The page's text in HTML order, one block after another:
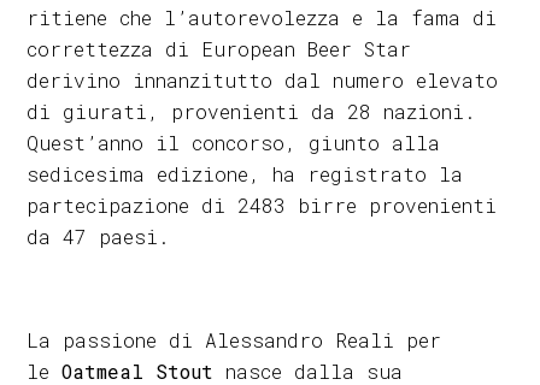
ritiene che l’autorevolezza e la fama di
correttezza di European Beer Star
derivino innanzitutto dal numero elevato
di giurati, provenienti da 28 nazioni.
Quest’anno il concorso, giunto alla
sedicesima edizione, ha registrato la
partecipazione di 2483 birre provenienti
da 47 paesi.
La passione di Alessandro Reali per
leOatmeal Stout
nasce dalla sua